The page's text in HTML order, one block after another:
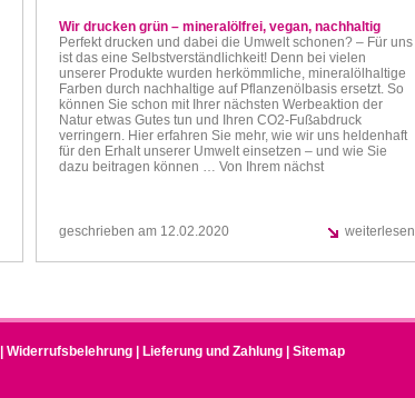
Wir drucken grün – mineralölfrei, vegan, nachhaltig
Perfekt drucken und dabei die Umwelt schonen? – Für uns
ist das eine Selbstverständlichkeit! Denn bei vielen
unserer Produkte wurden herkömmliche, mineralölhaltige
Farben durch nachhaltige auf Pflanzenölbasis ersetzt. So
können Sie schon mit Ihrer nächsten Werbeaktion der
Natur etwas Gutes tun und Ihren CO2-Fußabdruck
verringern. Hier erfahren Sie mehr, wie wir uns heldenhaft
für den Erhalt unserer Umwelt einsetzen – und wie Sie
dazu beitragen können … Von Ihrem nächst
geschrieben am 12.02.2020 weiterlesen
Widerrufsbelehrung Lieferung und Zahlung
Sitemap